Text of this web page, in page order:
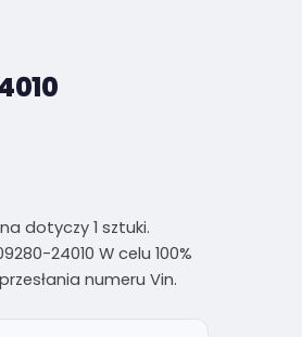
dotyczy 1 sztuki.
24010 W celu 100%
numeru Vin.